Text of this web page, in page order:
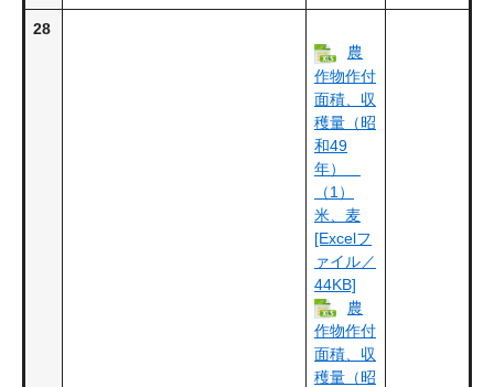
28
農
作物作付
面積、収
穫量（昭
和49
年）
（1）
米、麦
[Excelフ
ァイル／
44KB]
農
作物作付
面積、収
穫量（昭